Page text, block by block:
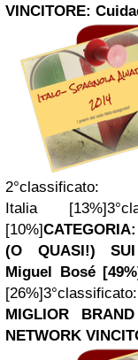
VINCITORE:
Italia [13%]
[10%]
(O QUASI!) SUI
Miguel Bosé
[26%]
MIGLIOR
NETWORK